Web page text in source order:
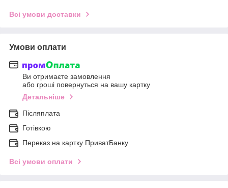
Всі умови доставки
Умови оплати
Ви отримаєте замовлення
або гроші повернуться на вашу картку
Детальніше
Післяплата
Готівкою
Переказ на картку ПриватБанку
Всі умови оплати